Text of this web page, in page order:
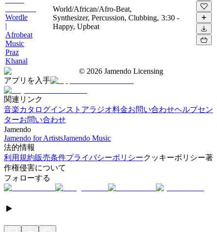
Wordle
|
Afrobeat
Music
Praz
Khanal
World/African/Afro-Beat,
Synthesizer, Percussion, Clubbing,
Happy, Upbeat
3:30 -
© 2026 Jamendo Licensing
アプリを入手
関連リンク
音楽カタログインストアラジオ料金お問い合わせヘルプセン
ターお問い合わせ
Jamendo
Jamendo for ArtistsJamendo Music
法的情報
利用規約販売条件プライバシーポリシークッキーポリシー著
作権侵害について
フォローする